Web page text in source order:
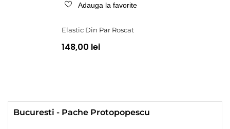
Adauga la favorite
Elastic Din Par Roscat
148,00 lei
Bucuresti - Pache Protopopescu